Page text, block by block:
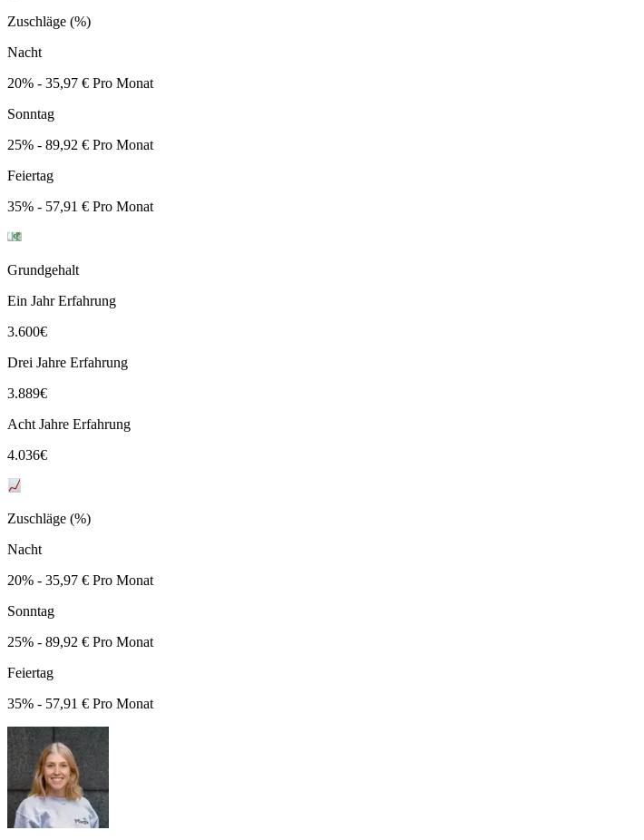
Zuschläge (%)
Nacht
20% - 35,97 € Pro Monat
Sonntag
25% - 89,92 € Pro Monat
Feiertag
35% - 57,91 € Pro Monat
Grundgehalt
Ein Jahr Erfahrung
3.600€
Drei Jahre Erfahrung
3.889€
Acht Jahre Erfahrung
4.036€
Zuschläge (%)
Nacht
20% - 35,97 € Pro Monat
Sonntag
25% - 89,92 € Pro Monat
Feiertag
35% - 57,91 € Pro Monat